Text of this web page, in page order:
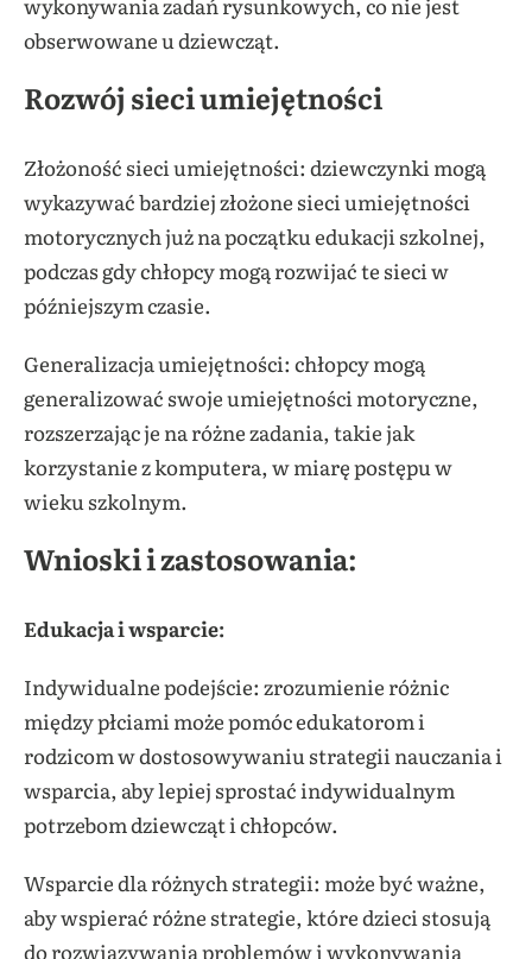
obserwowane u dziewcząt.
Rozwój sieci umiejętności
Złożoność sieci umiejętności: dziewczynki mogą
wykazywać bardziej złożone sieci umiejętności
motorycznych już na początku edukacji szkolnej,
podczas gdy chłopcy mogą rozwijać te sieci w
późniejszym czasie.
Generalizacja umiejętności: chłopcy mogą
generalizować swoje umiejętności motoryczne,
rozszerzając je na różne zadania, takie jak
korzystanie z komputera, w miarę postępu w
wieku szkolnym.
Wnioski i zastosowania:
Edukacja i wsparcie:
Indywidualne podejście: zrozumienie różnic
między płciami może pomóc edukatorom i
rodzicom w dostosowywaniu strategii nauczania i
wsparcia, aby lepiej sprostać indywidualnym
potrzebom dziewcząt i chłopców.
Wsparcie dla różnych strategii: może być ważne,
aby wspierać różne strategie, które dzieci stosują
do rozwiązywania problemów i wykonywania